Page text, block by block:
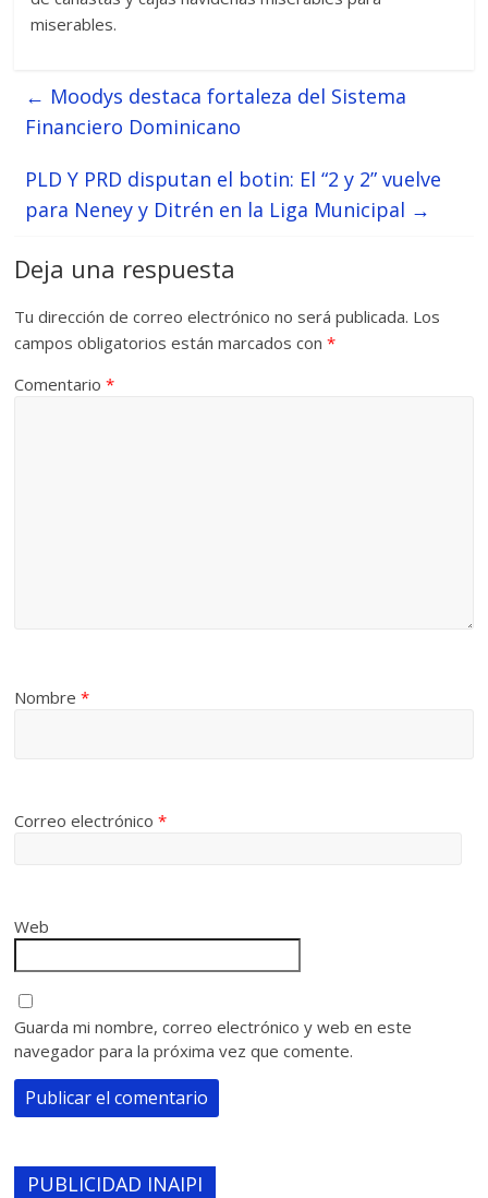
miserables.
← Moodys destaca fortaleza del Sistema
Financiero Dominicano
PLD Y PRD disputan el botin: El “2 y 2” vuelve
para Neney y Ditrén en la Liga Municipal →
Deja una respuesta
Tu dirección de correo electrónico no será publicada. Los
campos obligatorios están marcados con*
Comentario*
Nombre*
Correo electrónico*
Web
Guarda mi nombre, correo electrónico y web en este
navegador para la próxima vez que comente.
PUBLICIDAD INAIPI